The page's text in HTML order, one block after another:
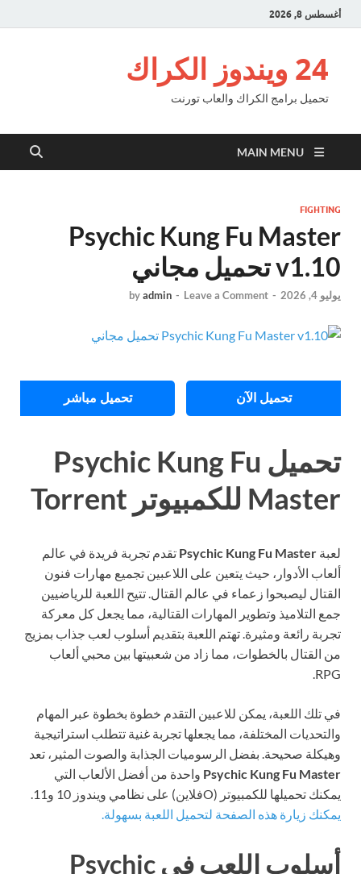
أغسطس 8, 2026
24 ويندوز الكراك
تحميل برامج الكراك والعاب تورنت
MAIN MENU
FIGHTING
Psychic Kung Fu Master
v1.10 تحميل مجاني
يوليو 4, 2026 -
byadmin-Leave a Comment
تحميل الآن تحميل مباشر
تحميل Psychic Kung Fu
Master للكمبيوتر Torrent
لعبةPsychic Kung Fu Masterتقدم تجربة فريدة في عالم
ألعاب الأدوار، حيث يتعين على اللاعبين تجميع مهارات فنون
القتال ليصبحوا زعماء في عالم القتال. تتيح اللعبة للرياضيين
جمع التلاميذ وتطوير المهارات القتالية، مما يجعل كل معركة
تجربة رائعة ومثيرة. تهتم اللعبة بتقديم أسلوب لعب جذاب بمزيج
من القتال بالخطوات، مما زاد من شعبيتها بين محبي ألعاب
RPG.
في تلك اللعبة، يمكن للاعبين التقدم خطوة بخطوة عبر المهام
والتحديات المختلفة، مما يجعلها تجربة غنية تتطلب استراتيجية
وهيكلة صحيحة. بفضل الرسوميات الجذابة والصوت المثير، تعد
Psychic Kung Fu Masterواحدة من أفضل الألعاب التي
يمكنك تحميلها للكمبيوتر (Oفلاين) على نظامي ويندوز 10 و11.
يمكنك زيارة هذه الصفحة لتحميل اللعبة بسهولة.
أسلوب اللعب في Psychic